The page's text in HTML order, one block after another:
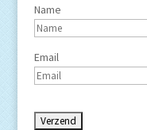
Name
Email